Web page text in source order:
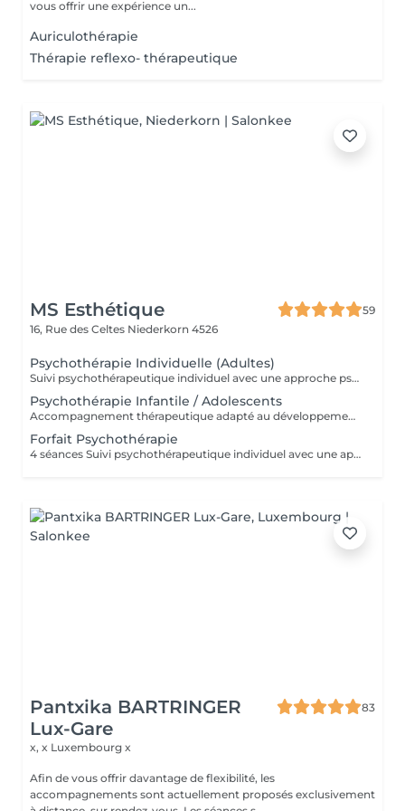
vous offrir une expérience un...
Auriculothérapie
Thérapie reflexo- thérapeutique
MS Esthétique
59
16, Rue des Celtes Niederkorn 4526
Psychothérapie Individuelle (Adultes)
Suivi psychothérapeutique individuel avec une approche psychanalytique, axé sur la connaissance de soi, l'élaboration émotionnelle, la réduction de l'anxiété et l'amélioration de la qualité de vie. SPM et Santé de la Femme Accompagnement thérapeutique axé sur la santé émotionnelle et hormonale de la femme, pouvant intégrer la psychothérapie et l'acupuncture.
Psychothérapie Infantile / Adolescents
Accompagnement thérapeutique adapté au développement émotionnel des enfants et des adolescents, avec un accent sur le comportement, les émotions et les liens familiaux. Éducation Sexuelle Émotionnelle Séances éducatives et thérapeutiques favorisant le développement sain de la sexualité, des émotions, des limites et de la communication. Prévention des Abus Sexuels Interventions psychoéducatives axées sur la prévention des abus sexuels, renforçant la conscience corporelle, émotionnelle et les stratégies de protection.
Forfait Psychothérapie
4 séances Suivi psychothérapeutique individuel avec une approche psychanalytique, axé sur la connaissance de soi, l’élaboration émotionnelle, la réduction de l’anxiété et l’amélioration de la qualité de vie.
Pantxika BARTRINGER
Lux-Gare
83
x, x Luxembourg x
Afin de vous offrir davantage de flexibilité, les
accompagnements sont actuellement proposés exclusivement